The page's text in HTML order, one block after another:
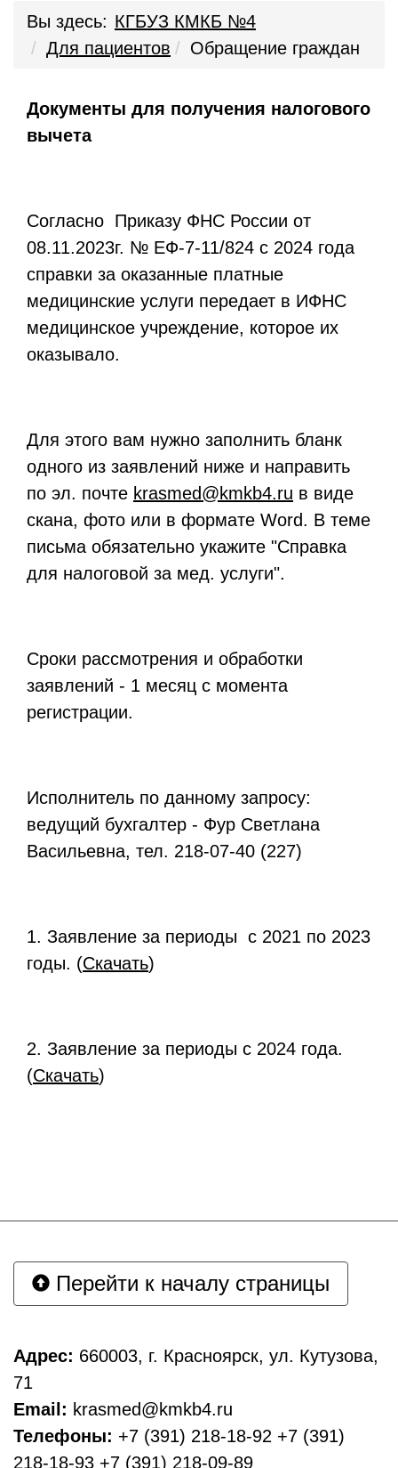
Вы здесь: КГБУЗ КМКБ №4
Для пациентов
Обращение граждан
Документы для получения налогового
вычета
Согласно Приказу ФНС России от
08.11.2023г. № ЕФ-7-11/824 с 2024 года
справки за оказанные платные
медицинские услуги передает в ИФНС
медицинское учреждение, которое их
оказывало.
Для этого вам нужно заполнить бланк
одного из заявлений ниже и направить
по эл. почте krasmed@kmkb4.ru в виде
скана, фото или в формате Word. В теме
письма обязательно укажите "Справка
для налоговой за мед. услуги".
Сроки рассмотрения и обработки
заявлений - 1 месяц с момента
регистрации.
Исполнитель по данному запросу:
ведущий бухгалтер - Фур Светлана
Васильевна, тел. 218-07-40 (227)
1. Заявление за периоды с 2021 по 2023
годы. (Скачать)
2. Заявление за периоды с 2024 года.
(Скачать)
Перейти к началу страницы
Адрес: 660003, г. Красноярск, ул. Кутузова,
71
Email: krasmed@kmkb4.ru
Телефоны: +7 (391) 218-18-92 +7 (391)
218-18-93 +7 (391) 218-09-89